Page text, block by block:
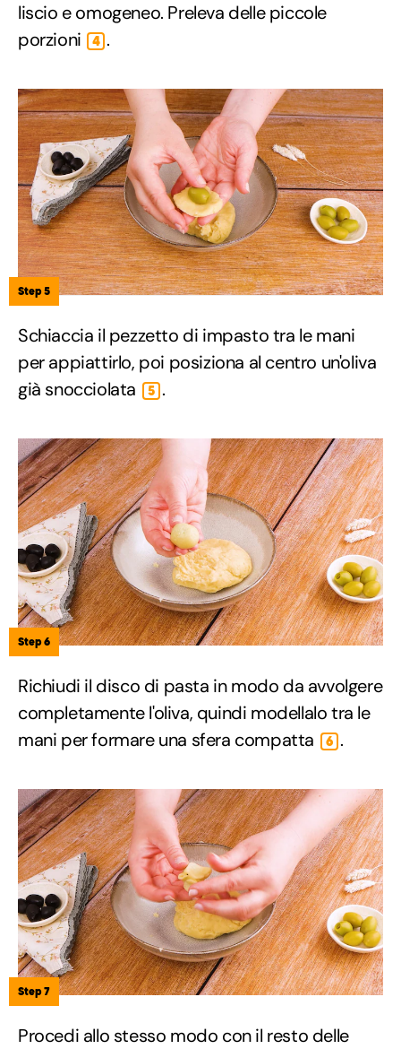
liscio e omogeneo. Preleva delle piccole
porzioni
4 .
Step 5
Schiaccia il pezzetto di impasto tra le mani
per appiattirlo, poi posiziona al centro un'oliva
già snocciolata
5 .
Step 6
Richiudi il disco di pasta in modo da avvolgere
completamente l'oliva, quindi modellalo tra le
mani per formare una sfera compatta
6 .
Step 7
Procedi allo stesso modo con il resto delle